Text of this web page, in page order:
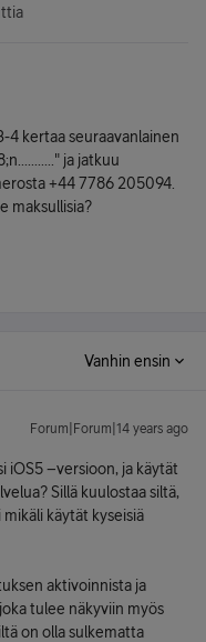
4 kertaa seuraavanlainen
ja jatkuu
+44 7786 205094.
maksullisia?
Vanhin ensin
Forum|Forum|14 years ago
iOS5 –versioon, ja käytät
Sillä kuulostaa siltä,
käytät kyseisiä
aktivoinnista ja
tulee näkyviin myös
on olla sulkematta